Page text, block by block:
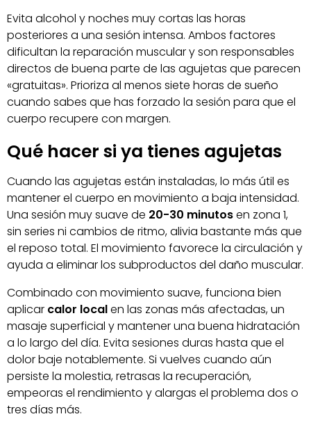
Evita alcohol y noches muy cortas las horas
posteriores a una sesión intensa. Ambos factores
dificultan la reparación muscular y son responsables
directos de buena parte de las agujetas que parecen
«gratuitas». Prioriza al menos siete horas de sueño
cuando sabes que has forzado la sesión para que el
cuerpo recupere con margen.
Qué hacer si ya tienes agujetas
Cuando las agujetas están instaladas, lo más útil es
mantener el cuerpo en movimiento a baja intensidad.
Una sesión muy suave de 20-30 minutosen zona 1,
sin series ni cambios de ritmo, alivia bastante más que
el reposo total. El movimiento favorece la circulación y
ayuda a eliminar los subproductos del daño muscular.
Combinado con movimiento suave, funciona bien
aplicar calor localen las zonas más afectadas, un
masaje superficial y mantener una buena hidratación
a lo largo del día. Evita sesiones duras hasta que el
dolor baje notablemente. Si vuelves cuando aún
persiste la molestia, retrasas la recuperación,
empeoras el rendimiento y alargas el problema dos o
tres días más.